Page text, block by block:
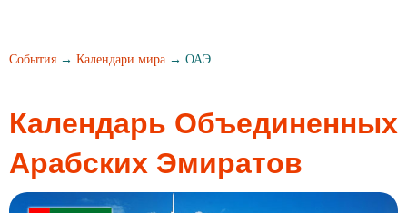
События → Календари мира → ОАЭ
Календарь Объединенных
Арабских Эмиратов